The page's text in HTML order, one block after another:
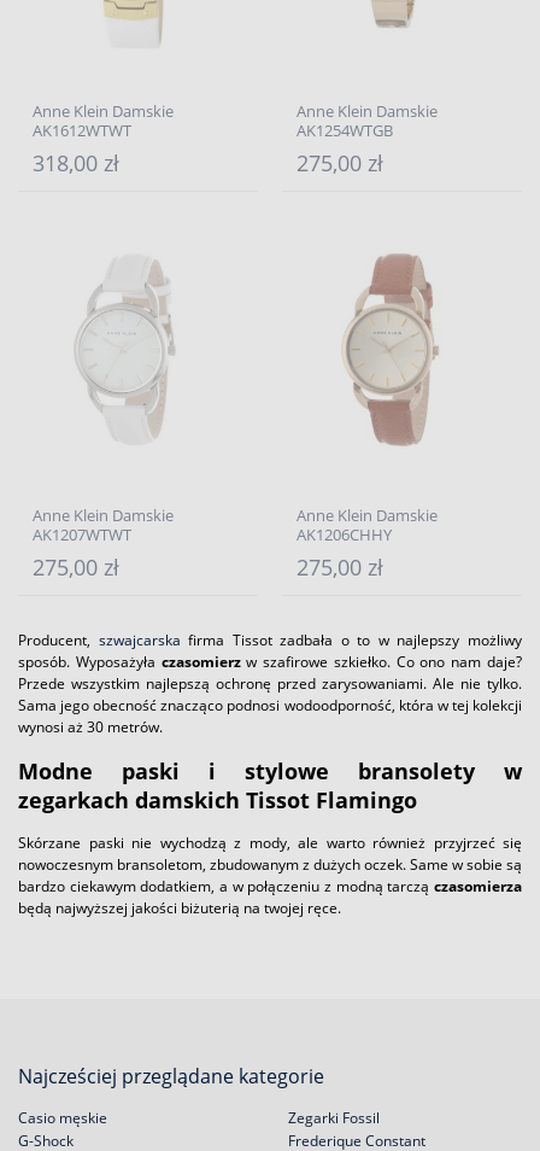
Anne Klein Damskie
AK1612WTWT
318,00 zł
Anne Klein Damskie
AK1254WTGB
275,00 zł
Anne Klein Damskie
AK1207WTWT
275,00 zł
Anne Klein Damskie
AK1206CHHY
275,00 zł
Producent, szwajcarska firma Tissot zadbała o to w najlepszy możliwy
sposób. Wyposażyła czasomierzw szafirowe szkiełko. Co ono nam daje?
Przede wszystkim najlepszą ochronę przed zarysowaniami. Ale nie tylko.
Sama jego obecność znacząco podnosi wodoodporność, która w tej kolekcji
wynosi aż 30 metrów.
Modne paski i stylowe bransolety w
zegarkach damskich Tissot Flamingo
Skórzane paski nie wychodzą z mody, ale warto również przyjrzeć się
nowoczesnym bransoletom, zbudowanym z dużych oczek. Same w sobie są
bardzo ciekawym dodatkiem, a w połączeniu z modną tarczą czasomierza
będą najwyższej jakości biżuterią na twojej ręce.
Najcześciej przeglądane kategorie
Casio męskie
G-Shock
Zegarki Fossil
Frederique Constant